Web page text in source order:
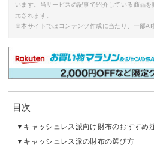
います。当サービスの記事で紹介している商品
元されます。
※本サイトではコンテンツ作成に当たり、一部AI
目次
キャッシュレス派向け財布のおすすめ
キャッシュレス派の財布の選び方